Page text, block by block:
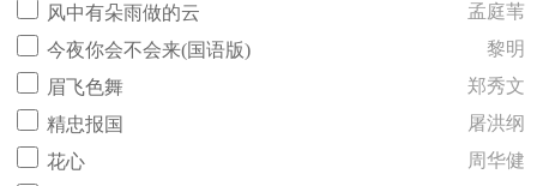
风中有朵雨做的云
孟庭苇
今夜你会不会来(国语版)
黎明
眉飞色舞
郑秀文
精忠报国
屠洪纲
花心
周华健